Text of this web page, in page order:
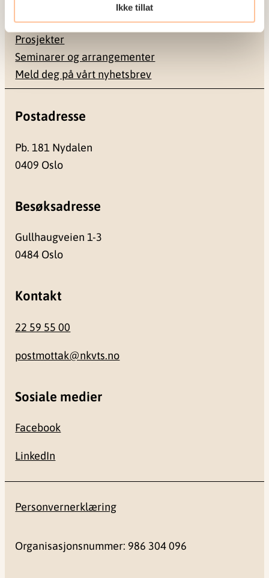
Ikke tillat
Publikasjoner
Prosjekter
Seminarer og arrangementer
Meld deg på vårt nyhetsbrev
Postadresse
Pb. 181 Nydalen
0409 Oslo
Besøksadresse
Gullhaugveien 1-3
0484 Oslo
Kontakt
22 59 55 00
postmottak@nkvts.no
Sosiale medier
Facebook
LinkedIn
Personvernerklæring
Organisasjonsnummer: 986 304 096